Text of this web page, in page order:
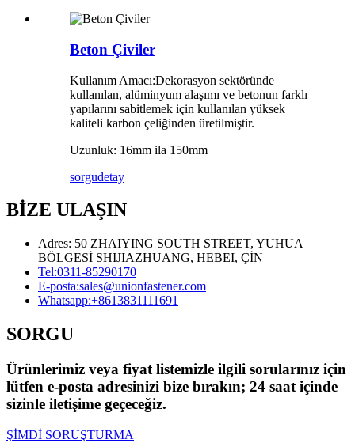
Beton Çiviler
Kullanım Amacı:Dekorasyon sektöründe
kullanılan, alüminyum alaşımı ve betonun farklı
yapılarını sabitlemek için kullanılan yüksek
kaliteli karbon çeliğinden üretilmiştir.
Uzunluk: 16mm ila 150mm
sorgudetay
BİZE ULAŞIN
Adres: 50 ZHAIYING SOUTH STREET, YUHUA
BÖLGESİ SHIJIAZHUANG, HEBEI, ÇİN
Tel:0311-85290170
E-posta:sales@unionfastener.com
Whatsapp:+8613831111691
SORGU
Ürünlerimiz veya fiyat listemizle ilgili sorularınız için
lütfen e-posta adresinizi bize bırakın; 24 saat içinde
sizinle iletişime geçeceğiz.
ŞİMDİ SORUŞTURMA